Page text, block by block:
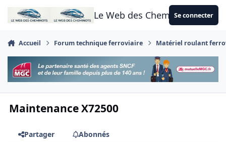
Aller au contenu
Le Web des CheminotsSe connecter
Accueil Forum technique ferroviaire Matériel roulant
Maintenance X72500
Partager
Abonnés